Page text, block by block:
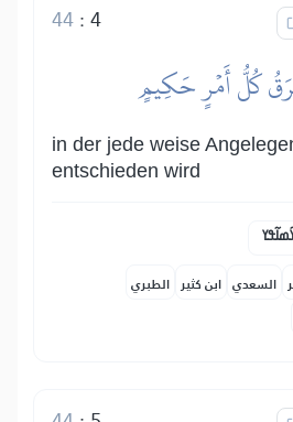
4
:
44
كُلُّ أَمۡرٍ حَكِيمٍ
in der jede weise
entschieden wird
السعدي ابن كثير الطبري